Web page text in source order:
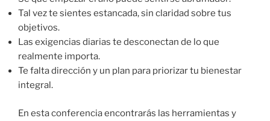
Tal vez te sientes estancada, sin claridad sobre tus
objetivos.
Las exigencias diarias te desconectan de lo que
realmente importa.
Te falta dirección y un plan para priorizar tu bienestar
integral.
En esta conferencia encontrarás las herramientas y